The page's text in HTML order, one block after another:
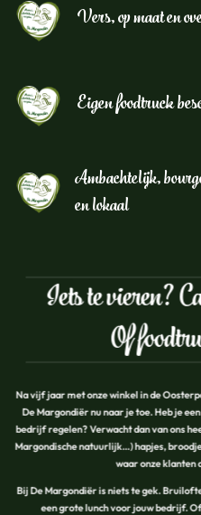
Vers, op maat en
Eigen foodtruck
Ambachtelijk,
en lokaal
Iets te vieren?
Of
Na vijf jaar met onze winkel in de
De Margondiër nu naar je toe. Heb je
bedrijf regelen? Verwacht dan van ons
Margondische natuurlijk…) hapjes,
waar onze klanten
Bij De Margondiër is niets te gek.
een grote lunch voor jouw bedrijf.